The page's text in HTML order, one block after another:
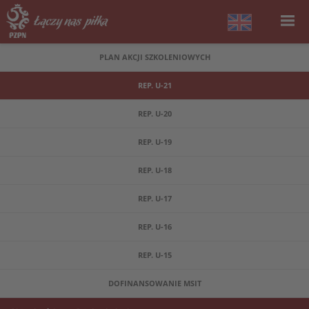
PLAN AKCJI SZKOLENIOWYCH
REP. U-21
REP. U-20
REP. U-19
REP. U-18
REP. U-17
REP. U-16
REP. U-15
DOFINANSOWANIE MSIT